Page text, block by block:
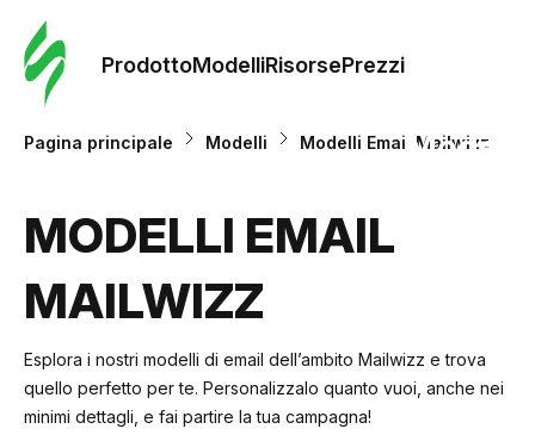
ProdottoModelliRisorsePrezzi
Modelli
Pagina principale Modelli Modelli Email Mailwizz
MODELLI EMAIL
MAILWIZZ
Esplora i nostri modelli di email dell’ambito Mailwizz e trova
quello perfetto per te. Personalizzalo quanto vuoi, anche nei
minimi dettagli, e fai partire la tua campagna!